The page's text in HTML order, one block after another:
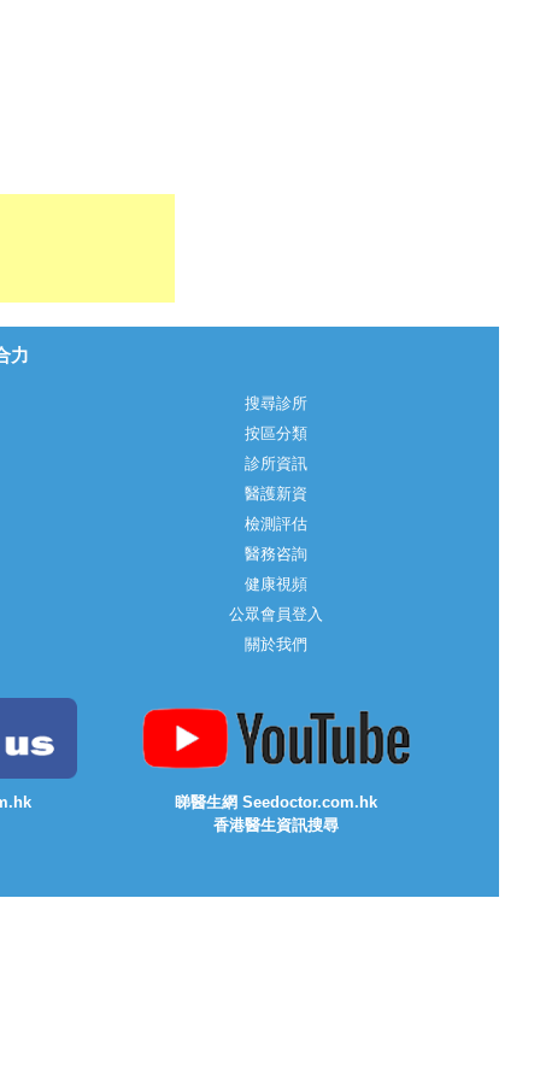
力
搜尋診所
按區分類
診所資訊
醫護新資
檢測評估
醫務咨詢
健康視頻
公眾會員登入
關於我們
睇醫生網 Seedoctor.com.hk
香港醫生資訊搜尋